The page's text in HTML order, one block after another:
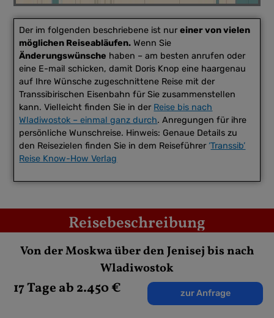
Der im folgenden beschriebene ist nureiner von vielen
möglichen Reiseabläufen. Wenn Sie
Änderungswünsche haben – am besten anrufen oder
eine E-mail schicken, damit Doris Knop eine haargenau
auf Ihre Wünsche zugeschnittene Reise mit der
Transsibirischen Eisenbahn für Sie zusammenstellen
kann. Vielleicht finden Sie in der Reise bis nach
Wladiwostok – einmal ganz durch. Anregungen für ihre
persönliche Wunschreise. Hinweis: Genaue Details zu
den Reisezielen finden Sie in dem Reiseführer ‘Transsib’
Reise Know-How Verlag
Reisebeschreibung
1. Tag Ankunft in Moskau
Ankunft in Russland’s Hauptstadt Moskau nach
Mitternacht. Sie werden empfangen von unserem Fahrer,
der Sie zu Ihrem Hotel wenige Gehminuten vomRoten
Von der Moskwa über den Jenisej bis nach
Wladiwostok
17 Tage ab 2.450 € zur Anfrage